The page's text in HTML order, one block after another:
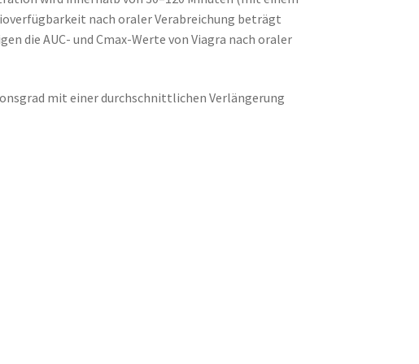
nach oraler Verabreichung beträgt
die AUC- und Cmax-Werte von Viagra nach oraler
mit einer durchschnittlichen Verlängerung